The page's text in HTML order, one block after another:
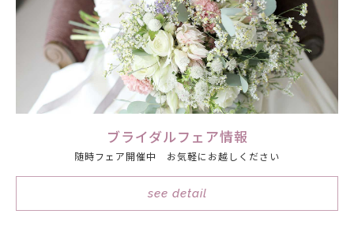
ブライダルフェア情報
随時フェア開催中 お気軽にお越しください
see detail